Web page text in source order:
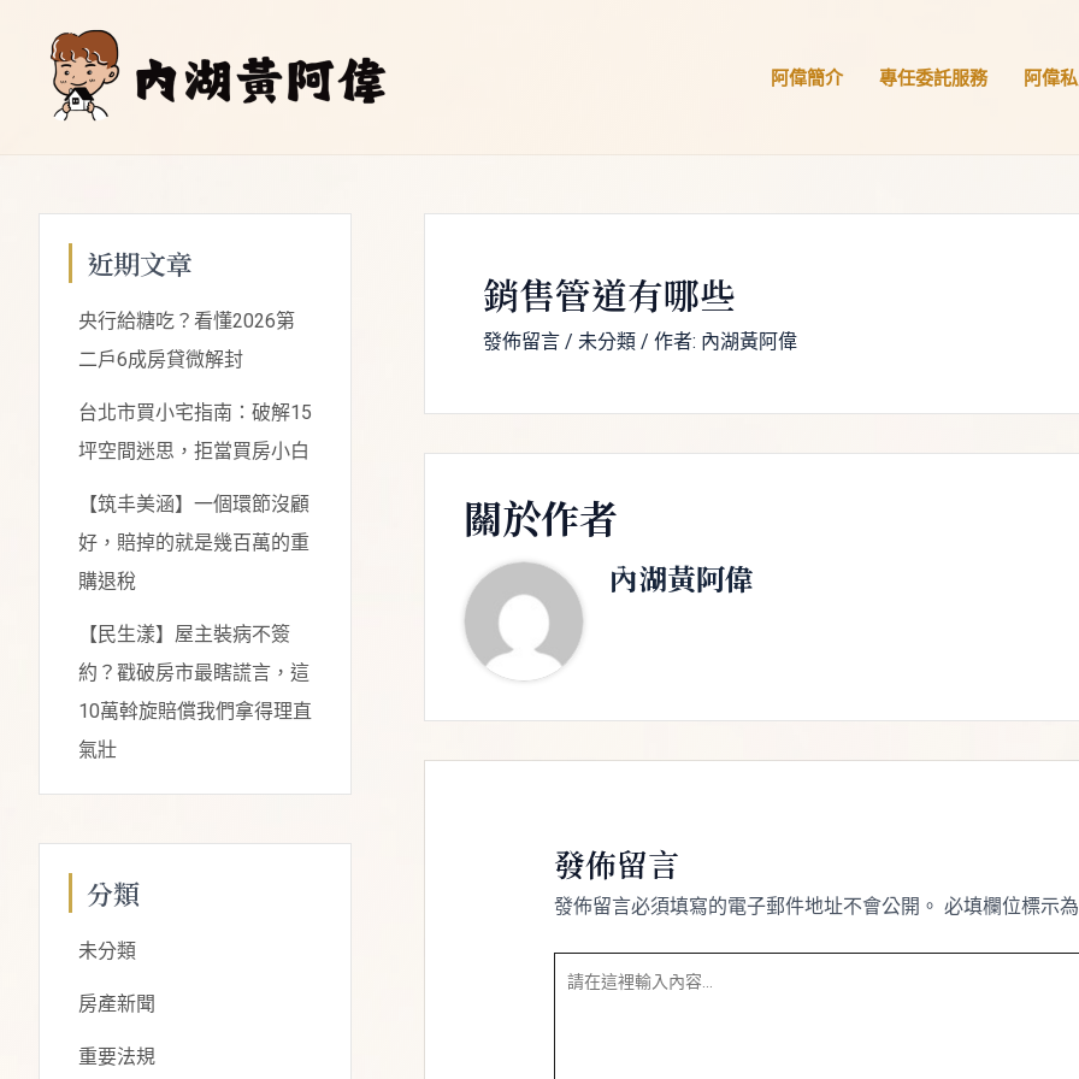
阿偉簡介 專任委託服務 阿偉
近期文章
央行給糖吃？看懂2026第
二戶6成房貸微解封
台北市買小宅指南：破解15
坪空間迷思，拒當買房小白
【筑丰美涵】一個環節沒顧
好，賠掉的就是幾百萬的重
購退稅
【民生漾】屋主裝病不簽
約？戳破房市最瞎謊言，這
10萬斡旋賠償我們拿得理直
氣壯
分類
未分類
房產新聞
重要法規
銷售管道有哪些
發佈留言 / 未分類 / 作者: 內湖黃阿偉
關於作者
內湖黃阿偉
發佈留言
發佈留言必須填寫的電子郵件地址不會公開。 必填欄位標示
請